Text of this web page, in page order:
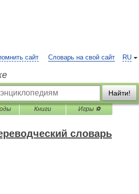
RU
сайт Словарь на свой сайт
Найти!
Книги Игры ⚽
словарь